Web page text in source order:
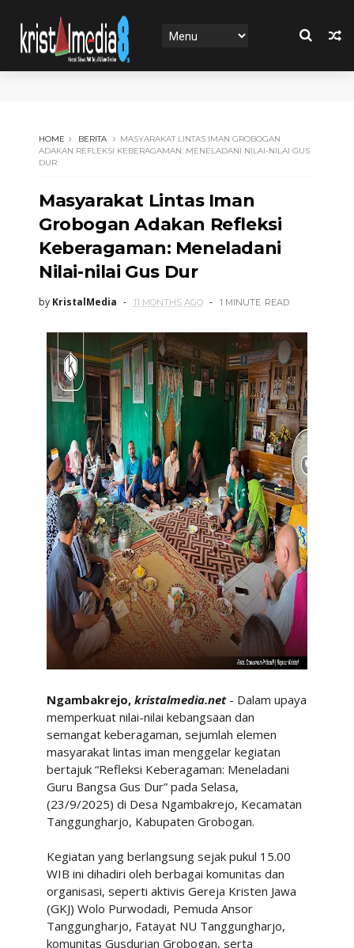
HOME BERITA
MASYARAKAT LINTAS IMAN GROBOGAN
ADAKAN REFLEKSI KEBERAGAMAN: MENELADANI NILAI-NILAI GUS
DUR
Masyarakat Lintas Iman
Grobogan Adakan Refleksi
Keberagaman: Meneladani
Nilai-nilai Gus Dur
by KristalMedia 11 MONTHS AGO 1 MINUTE READ
Ngambakrejo, kristalmedia.net- Dalam upaya
memperkuat nilai-nilai kebangsaan dan
semangat keberagaman, sejumlah elemen
masyarakat lintas iman menggelar kegiatan
bertajuk “Refleksi Keberagaman: Meneladani
Guru Bangsa Gus Dur” pada Selasa,
(23/9/2025) di Desa Ngambakrejo, Kecamatan
Tanggungharjo, Kabupaten Grobogan.
Kegiatan yang berlangsung sejak pukul 15.00
WIB ini dihadiri oleh berbagai komunitas dan
organisasi, seperti aktivis Gereja Kristen Jawa
(GKJ) Wolo Purwodadi, Pemuda Ansor
Tanggungharjo, Fatayat NU Tanggungharjo,
komunitas Gusdurian Grobogan, serta